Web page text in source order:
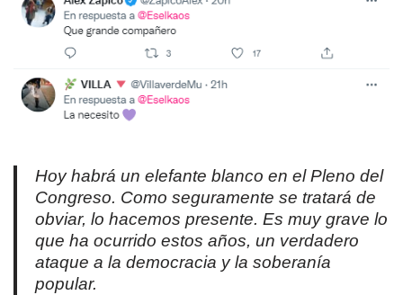
Hoy habrá un elefante blanco en el Pleno del
Congreso. Como seguramente se tratará de
obviar, lo hacemos presente. Es muy grave lo
que ha ocurrido estos años, un verdadero
ataque a la democracia y la soberanía
popular.